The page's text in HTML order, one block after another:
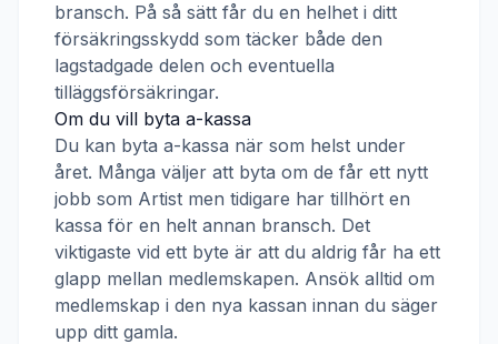
bransch. På så sätt får du en helhet i ditt
försäkringsskydd som täcker både den
lagstadgade delen och eventuella
tilläggsförsäkringar.
Om du vill byta a-kassa
Du kan byta a-kassa när som helst under
året. Många väljer att byta om de får ett nytt
jobb som Artist men tidigare har tillhört en
kassa för en helt annan bransch. Det
viktigaste vid ett byte är att du aldrig får ha ett
glapp mellan medlemskapen. Ansök alltid om
medlemskap i den nya kassan innan du säger
upp ditt gamla.